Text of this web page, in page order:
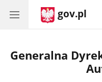
gov.pl
Generalna